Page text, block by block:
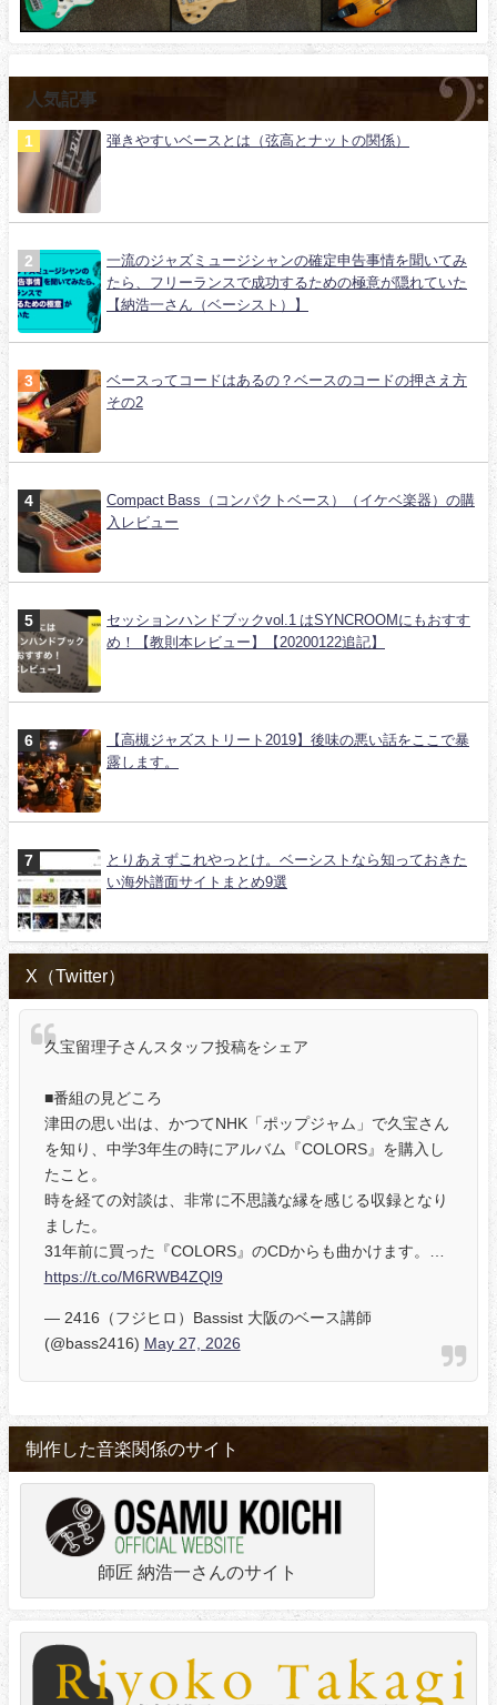
人気記事
弾きやすいベースとは（弦高とナットの関係）
一流のジャズミュージシャンの確定申告事情を聞いてみ
たら、フリーランスで成功するための極意が隠れていた
【納浩一さん（ベーシスト）】
ベースってコードはあるの？ベースのコードの押さえ方
その2
Compact Bass（コンパクトベース）（イケベ楽器）の購
入レビュー
セッションハンドブックvol.1 はSYNCROOMにもおすす
め！【教則本レビュー】【20200122追記】
【高槻ジャズストリート2019】後味の悪い話をここで暴
露します。
とりあえずこれやっとけ。ベーシストなら知っておきた
い海外譜面サイトまとめ9選
X（Twitter）
久宝留理子さんスタッフ投稿をシェア
■番組の見どころ
津田の思い出は、かつてNHK「ポップジャム」で久宝さん
を知り、中学3年生の時にアルバム『COLORS』を購入し
たこと。
時を経ての対談は、非常に不思議な縁を感じる収録となり
ました。
31年前に買った『COLORS』のCDからも曲かけます。…
https://t.co/M6RWB4ZQl9
— 2416（フジヒロ）Bassist 大阪のベース講師
(@bass2416) May 27, 2026
制作した音楽関係のサイト
師匠 納浩一さんのサイト